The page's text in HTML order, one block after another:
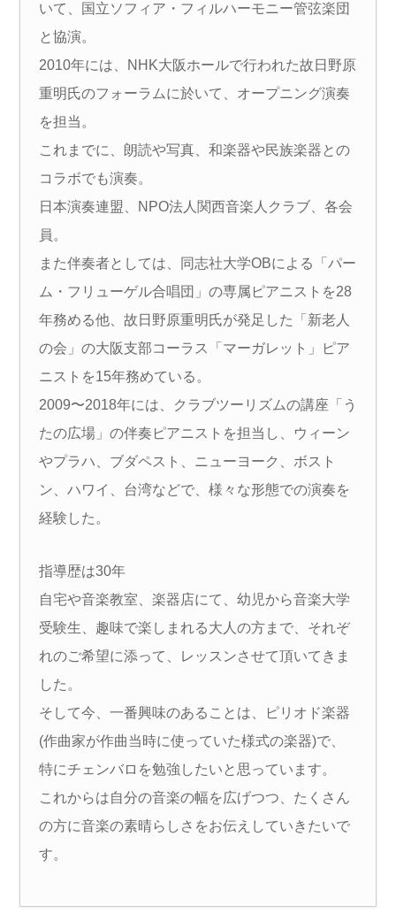
いて、国立ソフィア・フィルハーモニー管弦楽団
と協演。
2010年には、NHK大阪ホールで行われた故日野原
重明氏のフォーラムに於いて、オープニング演奏
を担当。
これまでに、朗読や写真、和楽器や民族楽器との
コラボでも演奏。
日本演奏連盟、NPO法人関西音楽人クラブ、各会
員。
また伴奏者としては、同志社大学OBによる「パー
ム・フリューゲル合唱団」の専属ピアニストを28
年務める他、故日野原重明氏が発足した「新老人
の会」の大阪支部コーラス「マーガレット」ピア
ニストを15年務めている。
2009〜2018年には、クラブツーリズムの講座「う
たの広場」の伴奏ピアニストを担当し、ウィーン
やプラハ、ブダペスト、ニューヨーク、ボスト
ン、ハワイ、台湾などで、様々な形態での演奏を
経験した。
指導歴は30年
自宅や音楽教室、楽器店にて、幼児から音楽大学
受験生、趣味で楽しまれる大人の方まで、それぞ
れのご希望に添って、レッスンさせて頂いてきま
した。
そして今、一番興味のあることは、ピリオド楽器
(作曲家が作曲当時に使っていた様式の楽器)で、
特にチェンバロを勉強したいと思っています。
これからは自分の音楽の幅を広げつつ、たくさん
の方に音楽の素晴らしさをお伝えしていきたいで
す。